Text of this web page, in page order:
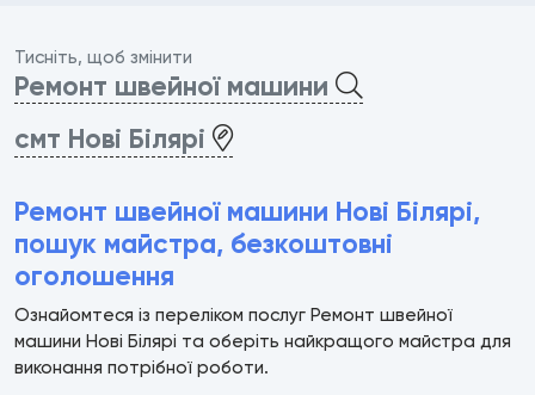
Тисніть, щоб змінити
Ремонт швейної машини
смт Нові Білярі
Ремонт швейної машини Нові Білярі,
пошук майстра, безкоштовні
оголошення
Ознайомтеся із переліком послуг Ремонт швейної
машини Нові Білярі та оберіть найкращого майстра для
виконання потрібної роботи.